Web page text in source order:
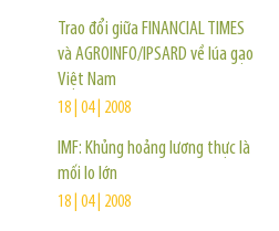
Trao đổi giữa FINANCIAL TIMES
và AGROINFO/IPSARD về lúa gạo
Việt Nam
18 | 04 | 2008
IMF: Khủng hoảng lương thực là
mối lo lớn
18 | 04 | 2008